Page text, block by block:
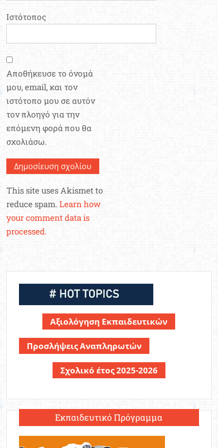
Ιστότοπος
Αποθήκευσε το όνομά
μου, email, και τον
ιστότοπο μου σε αυτόν
τον πλοηγό για την
επόμενη φορά που θα
σχολιάσω.
This site uses Akismet to
reduce spam.Learn how
your comment data is
processed.
Αξιολόγηση Εκπαιδευτικών
Προσλήψεις Αναπληρωτών
Σχολικό έτος 2025-2026
Εκπαιδευτικό Πρόγραμμα